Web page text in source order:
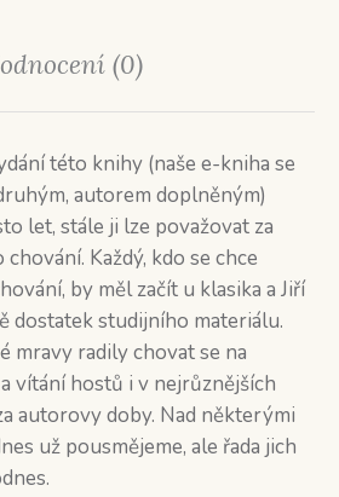
(0)
této knihy (naše e-kniha se
autorem doplněným)
let, stále ji lze považovat za
Každý, kdo se chce
by měl začít u klasika a Jiří
dostatek studijního materiálu.
mravy radily chovat se na
vítání hostů i v nejrůznějších
autorovy doby. Nad některými
už pousmějeme, ale řada jich